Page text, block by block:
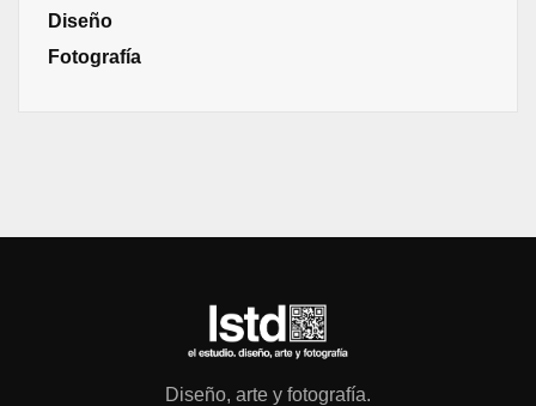
Diseño
Fotografía
Diseño, arte y fotografía.